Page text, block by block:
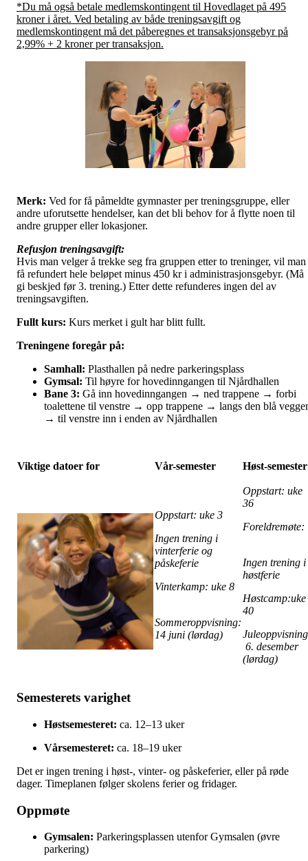
*Du må også betale medlemskontingent til Hovedlaget på 495
kroner i året. Ved betaling av både treningsavgift og
medlemskontingent må det påberegnes et transaksjonsgebyr på
2,99% + 2 kroner per transaksjon.
Merk: Ved for få påmeldte gymnaster per treningsgruppe, eller
andre uforutsette hendelser, kan det bli behov for å flytte noen til
andre grupper eller lokasjoner.
Refusjon treningsavgift:
Hvis man velger å trekke seg fra gruppen etter to treninger, vil man
få refundert hele beløpet minus 450 kr i administrasjonsgebyr. (Må
gi beskjed før 3. trening.) Etter dette refunderes ingen del av
treningsavgiften.
Fullt kurs: Kurs merket i gult har blitt fullt.
Treningene foregår på:
Samhall: Plasthallen på nedre parkeringsplass
Gymsal: Til høyre for hovedinngangen til Njårdhallen
Bane 3: Gå inn hovedinngangen → ned trappene → forbi
toalettene til venstre → opp trappene → langs den blå
→ til venstre inn i enden av Njårdhallen
Viktige datoer for Vår-semester Høst-semester
Oppstart: uke 3
Ingen trening i
vinterferie og
påskeferie
Vinterkamp: uke 8
Sommeroppvisning:
14 juni (lørdag)
Oppstart: uke
36
Ingen trening i
høstferie
Høstcamp:uke
40
6. desember
(lørdag)
Semesterets varighet
Høstsemesteret: ca. 12–13 uker
Vårsemesteret: ca. 18–19 uker
Det er ingen trening i høst-, vinter- og påskeferier, eller på røde
dager. Timeplanen følger skolens ferier og fridager.
Oppmøte
Gymsalen: Parkeringsplassen utenfor Gymsalen (øvre
parkering)